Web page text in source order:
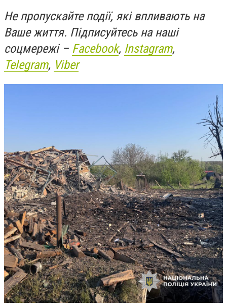
Не пропускайте події, які впливають на
Ваше життя. Підписуйтесь на наші
соцмережі – Facebook, Instagram,
Telegram, Viber